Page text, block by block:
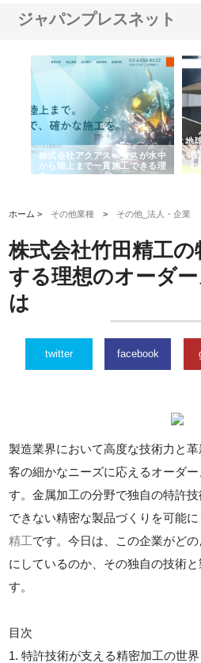
ジャパンプレスネット
株式会社アクアスペースが水中
から陸上まで一貫施工できる理
由
株
れ
強
ホーム > その他業種 > その他_法人・企業
株式会社竹田精工
する理想のオーダ
は
twitter facebook
製造業界において高度な技術力と
客の細かなニーズに応えるオーダ
す。金属加工の分野で独自の特許
できない精密な製品づくりを可能
精工です。今日は、この企業がど
にしているのか、その独自の技術
す。
目次
1. 特許技術が支える精密加工の世界